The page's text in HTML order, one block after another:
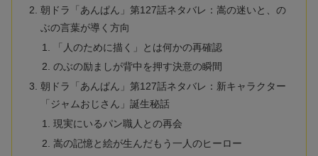
朝ドラ「あんぱん」第127話ネタバレ：嵩の迷いと、の
ぶの言葉が導く方向
「人のために描く」とは何かの再確認
のぶの励ましが背中を押す決意の瞬間
朝ドラ「あんぱん」第127話ネタバレ：新キャラクター
「ジャムおじさん」誕生秘話
現実にいるパン職人との再会
嵩の記憶と絵が生んだもう一人のヒーロー